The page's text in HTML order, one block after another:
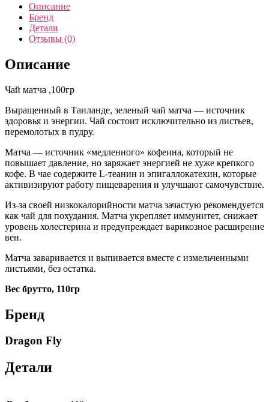
Описание
Бренд
Детали
Отзывы (0)
Описание
Чай матча ,100гр
Выращенный в Таиланде, зеленый чай матча — источник
здоровья и энергии. Чай состоит исключительно из листьев,
перемолотых в пудру.
Матча — источник «медленного» кофеина, который не
повышает давление, но заряжает энергией не хуже крепкого
кофе. В чае содержите L-теанин и эпигаллокатехин, которые
активизируют работу пищеварения и улучшают самочувствие.
Из-за своей низкокалорийности матча зачастую рекомендуется
как чай для похудания. Матча укрепляет иммунитет, снижает
уровень холестерина и предупреждает варикозное расширение
вен.
Матча заваривается и выпивается вместе с измельченными
листьями, без остатка.
Вес брутто, 110гр
Бренд
Dragon Fly
Детали